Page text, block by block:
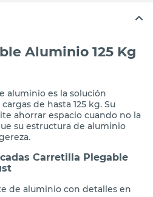
Aluminio 125 Kg
aluminio es la solución
de hasta 125 kg. Su
ahorrar espacio cuando no la
su estructura de aluminio
Carretilla Plegable